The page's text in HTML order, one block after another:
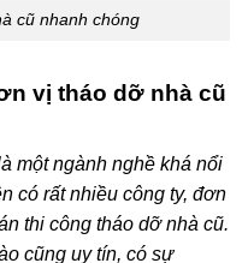
cũ nhanh chóng
vị tháo dỡ nhà cũ
một ngành nghề khá nổi
có rất nhiều công ty, đơn
thi công tháo dỡ nhà cũ.
cũng uy tín, có sự